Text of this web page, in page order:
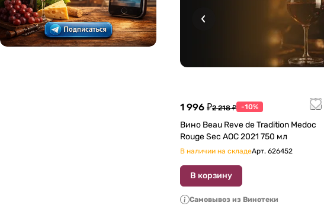
1 996 ₽2 218 ₽ -10%
Вино Beau Reve de Tradition Medoc
Rouge Sec АОC 2021 750 мл
В наличии на складеАрт. 626452
В корзину
Самовывоз из Винотеки